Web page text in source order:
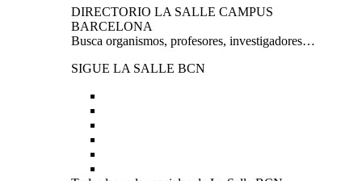
DIRECTORIO LA SALLE CAMPUS
BARCELONA
Busca organismos, profesores, investigadores…
SIGUE LA SALLE BCN